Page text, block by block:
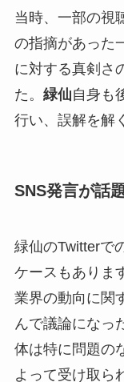
当時、一部の視
の指摘があった
に対する真剣さ
た。 緑仙自身も
行い、誤解を解
SNS発言が話
緑仙のTwitterで
ケースもありま
業界の動向に関
んで議論になっ
体は特に問題の
よって受け取ら